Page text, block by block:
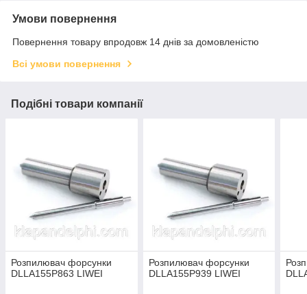
Умови повернення
Повернення товару впродовж 14 днів за домовленістю
Всі умови повернення
Подібні товари компанії
Розпилювач форсунки
DLLA155P863 LIWEI
Розпилювач форсунки
DLLA155P939 LIWEI